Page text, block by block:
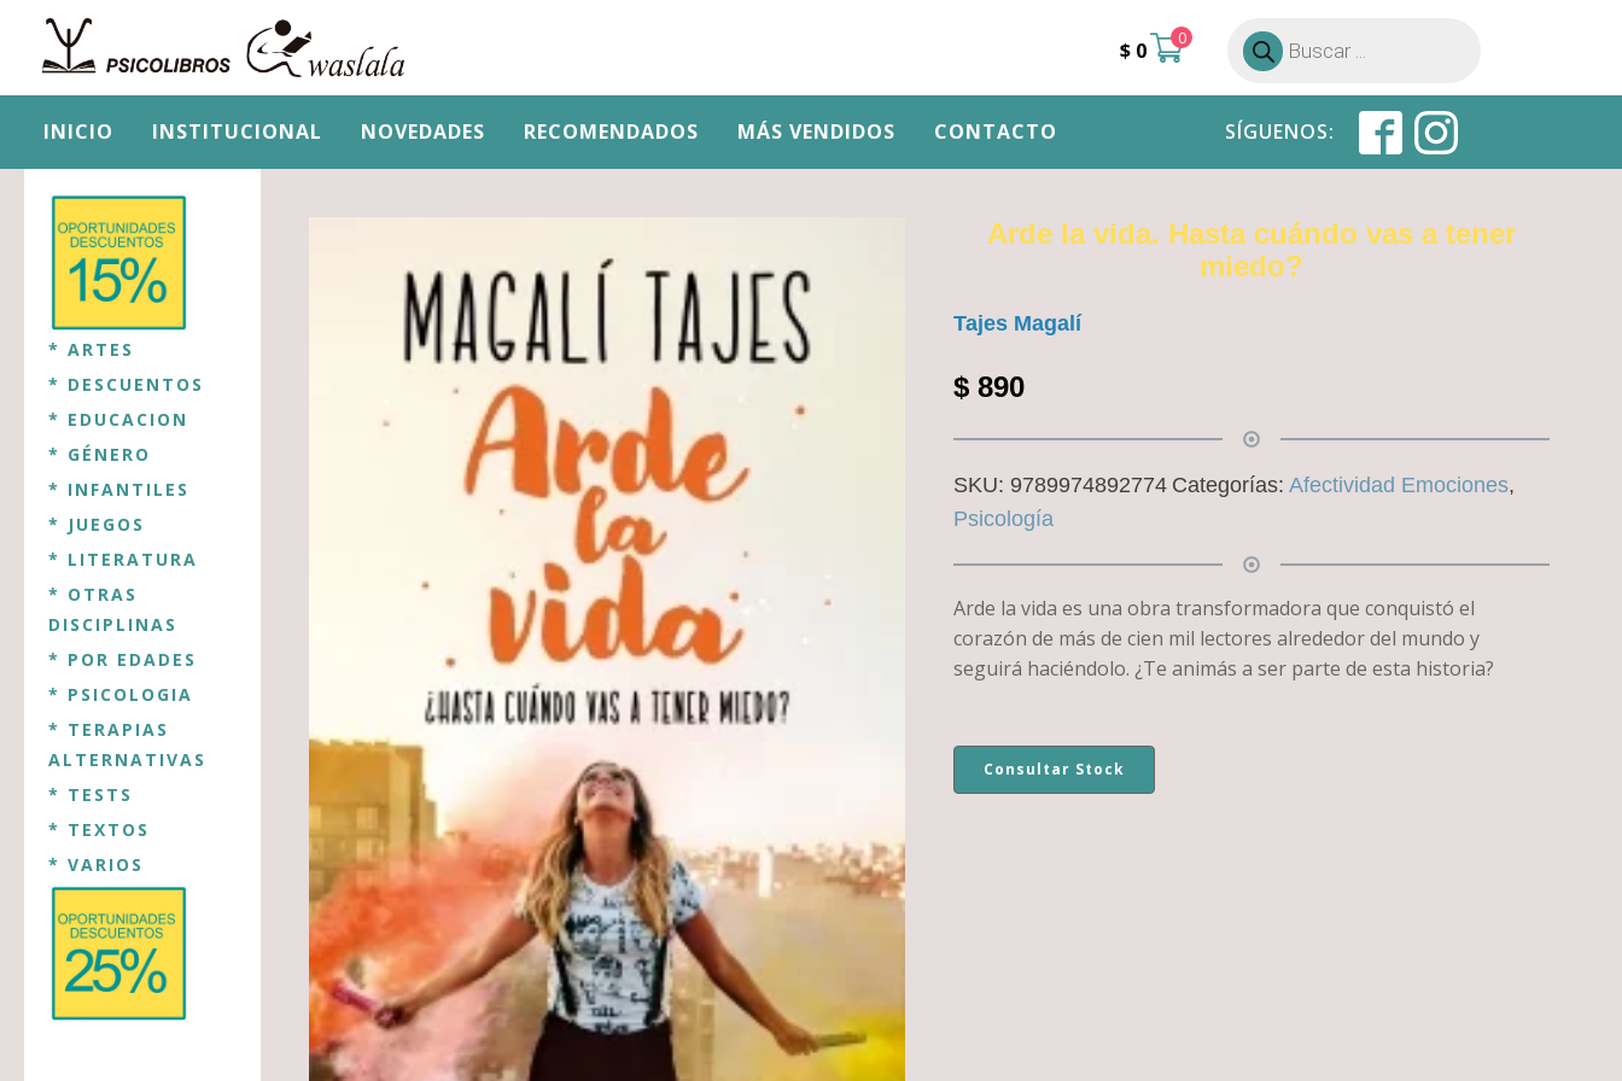
$ 0 0
Búsqueda
de
productos
INICIO INSTITUCIONAL NOVEDADES RECOMENDADOS MÁS VENDIDOS CONTACTO SÍGUENOS:
* ARTES
* DESCUENTOS
* EDUCACION
* GÉNERO
* INFANTILES
* JUEGOS
* LITERATURA
* OTRAS
DISCIPLINAS
* POR EDADES
* PSICOLOGIA
* TERAPIAS
ALTERNATIVAS
* TESTS
* TEXTOS
* VARIOS
Arde la vida. Hasta cuándo vas a tener
miedo?
Tajes Magalí
$890
SKU: 9789974892774 Categorías: Afectividad Emociones,
Psicología
Arde la vida es una obra transformadora que conquistó el
corazón de más de cien mil lectores alrededor del mundo y
seguirá haciéndolo. ¿Te animás a ser parte de esta historia?
Consultar Stock